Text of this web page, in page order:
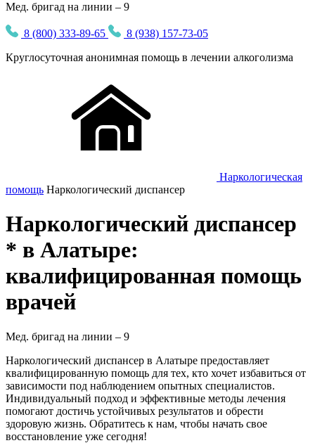
Мед. бригад на линии – 9
8 (800) 333-89-65
8 (938) 157-73-05
Круглосуточная анонимная помощь в лечении алкоголизма
Наркологическая
помощь Наркологический диспансер
Наркологический диспансер
* в Алатыре:
квалифицированная помощь
врачей
Мед. бригад на линии – 9
Наркологический диспансер в Алатыре предоставляет
квалифицированную помощь для тех, кто хочет избавиться от
зависимости под наблюдением опытных специалистов.
Индивидуальный подход и эффективные методы лечения
помогают достичь устойчивых результатов и обрести
здоровую жизнь. Обратитесь к нам, чтобы начать свое
восстановление уже сегодня!